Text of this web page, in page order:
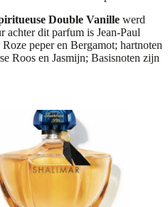
Double Vanille werd
achter dit parfum is Jean-Paul
peper en Bergamot; hartnoten
Roos en Jasmijn; Basisnoten zijn